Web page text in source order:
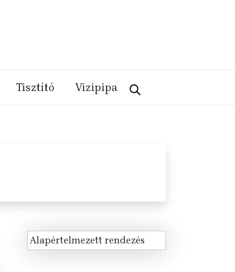
Tisztító Vizipipa